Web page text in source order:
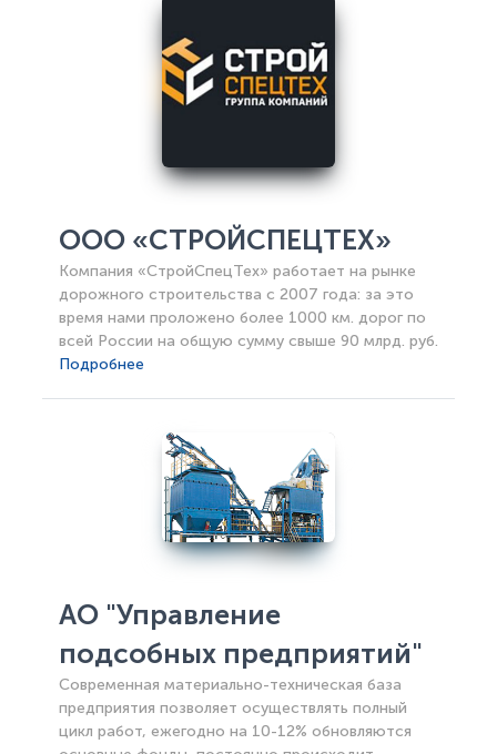
ООО «СТРОЙСПЕЦТЕХ»
Компания «СтройСпецТех» работает на рынке
дорожного строительства с 2007 года: за это
время нами проложено более 1000 км. дорог по
всей России на общую сумму свыше 90 млрд. руб.
Подробнее
АО "Управление
подсобных предприятий"
Современная материально-техническая база
предприятия позволяет осуществлять полный
цикл работ, ежегодно на 10-12% обновляются